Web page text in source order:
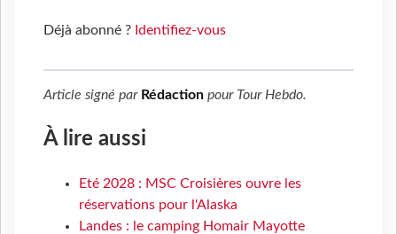
Déjà abonné ? Identifiez-vous
Article signé par Rédaction pour Tour Hebdo.
À lire aussi
Eté 2028 : MSC Croisières ouvre les
réservations pour l'Alaska
Landes : le camping Homair Mayotte